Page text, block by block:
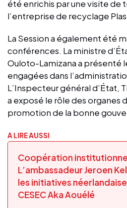
été enrichis par une visite de
l’entreprise de recyclage
La Session a également été
conférences. La ministre
Ouloto-Lamizana a présenté
engagées dans
L’Inspecteur général d’État,
a exposé le rôle des organes
promotion de la bonne
A LIRE AUSSI
Coopération
L’ambassadeur Jeroen
les initiatives
CESEC Aka Aouélé